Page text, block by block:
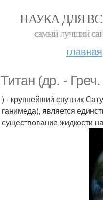
НАУКА ДЛЯ
самый лучший
главная
Титан (др. - Греч.
) - крупнейший спутник
ганимеда), является
существование жидкости